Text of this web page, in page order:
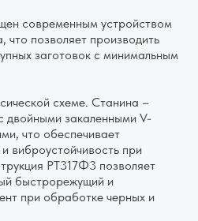
современным устройством
позволяет производить
заготовок с минимальным
схеме. Станина –
двойными закаленными V-
что обеспечивает
виброустойчивость при
РТ317Ф3 позволяет
быстрорежущий и
при обработке черных и